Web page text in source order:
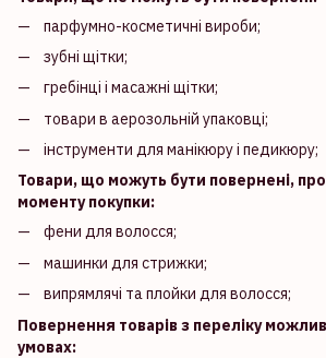
парфумно-косметичні вироби;
зубні щітки;
гребінці і масажні щітки;
товари в аерозольній упаковці;
інструменти для манікюру і педикюру;
Товари, що можуть бути повернені,
моменту покупки:
фени для волосся;
машинки для стрижки;
випрямлячі та плойки для волосся;
Повернення товарів з переліку
умовах: